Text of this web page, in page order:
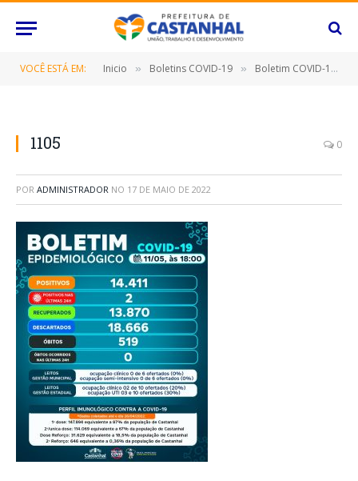
VOCÊ ESTÁ EM: Inicio » Boletins COVID-19 » Boletim COVID-19 (11/05/2022)
1105 0
POR ADMINISTRADOR NO 17 DE MAIO DE 2022